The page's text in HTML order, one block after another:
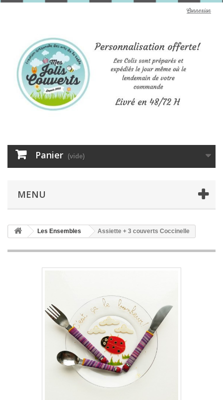
Connexion
Panier (vide)
MENU
Les Ensembles Assiette + 3 couverts Coccinelle